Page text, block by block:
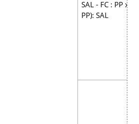
SAL - FC : PP x
PP): SAL